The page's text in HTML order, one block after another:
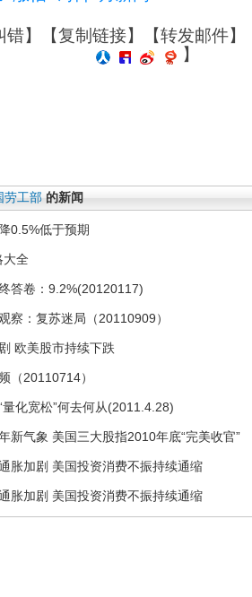
错】【复制链接】【转发邮件】
】
劳工部 的新闻
0.5%低于预期
大全
答卷：9.2%(20120117)
察：复苏迷局（20110909）
欧美股市持续下跌
（20110714）
化宽松”何去何从(2011.4.28)
新气象 美国三大股指2010年底“完美收官”
胀加剧 美国投资消费不振持续通缩
胀加剧 美国投资消费不振持续通缩